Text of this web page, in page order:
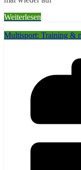
Weiterlesen
Multisport: Training &